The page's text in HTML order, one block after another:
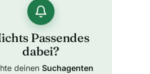
Passendes
dabei?
deinen Suchagenten